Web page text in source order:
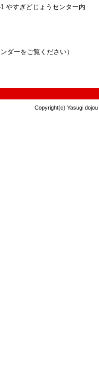
やすぎどじょうセンター内
ダーをご覧ください）
Copyright(c) Yasugi